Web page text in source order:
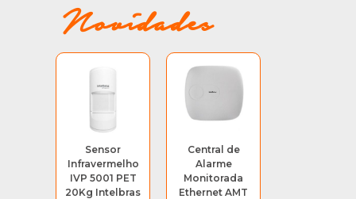
Novidades
Sensor
Infravermelho
IVP 5001 PET
20Kg Intelbras
Central de
Alarme
Monitorada
Ethernet AMT